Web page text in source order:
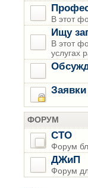
В этот
Ищу
В этот
услугах
ФОРУМ
СТО
Форум
ДЖиП
Форум